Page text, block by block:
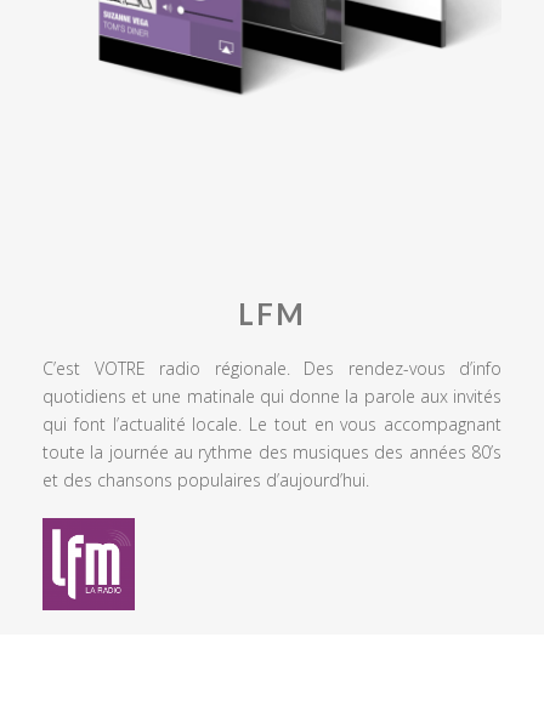
LFM
C’est VOTRE radio régionale. Des rendez-vous d’info
quotidiens et une matinale qui donne la parole aux invités
qui font l’actualité locale. Le tout en vous accompagnant
toute la journée au rythme des musiques des années 80’s
et des chansons populaires d’aujourd’hui.